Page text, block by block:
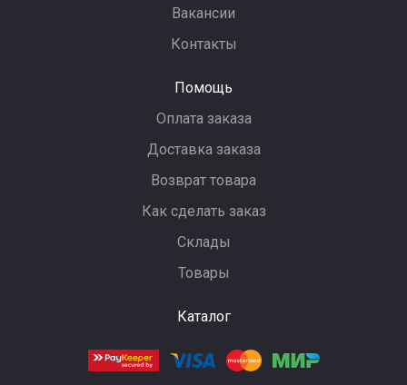
Вакансии
Контакты
Помощь
Оплата заказа
Доставка заказа
Возврат товара
Как сделать заказ
Склады
Товары
Каталог